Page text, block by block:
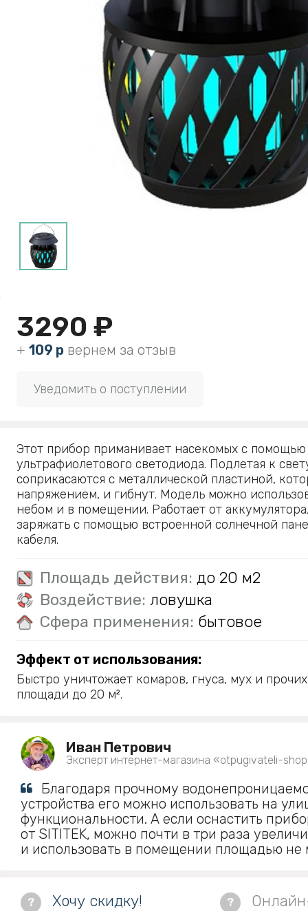
3290 ₽
+ 109 р вернем за отзыв
Уведомить о поступлении
Этот прибор приманивает насекомых с помощью
ультрафиолетового светодиода. Подлетая к
соприкасаются с металлической пластиной,
напряжением, и гибнут. Модель можно
небом и в помещении. Работает от
заряжать с помощью встроенной солнечной
кабеля.
Площадь действия: до 20 м2
Воздействие: ловушка
Сфера применения: бытовое
Эффект от использования:
Быстро уничтожает комаров, гнуса, мух и
площади до 20 м².
Иван Петрович
Эксперт интернет-магазина «otpugivateli-
Благодаря прочному
устройства его можно использовать на
функциональности. А если оснастить
от SITITEK, можно почти в три раза
и использовать в помещении площадью не
? Хочу скидку! ?